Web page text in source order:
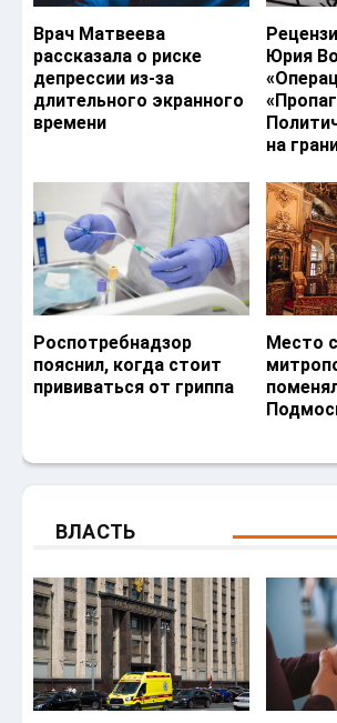
Врач Матвеева
рассказала о риске
депрессии из-за
длительного экранного
времени
Юрия
на
Роспотребнадзор
пояснил, когда стоит
прививаться от гриппа
Место
ВЛАСТЬ